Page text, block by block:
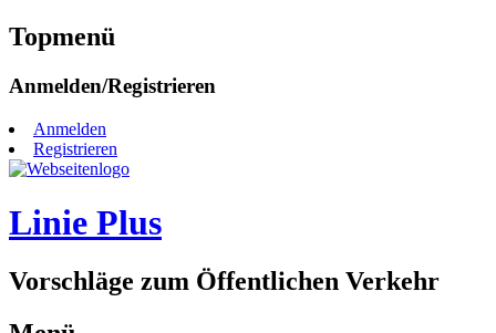
Topmenü
Zum
springen
Anmelden/Registrieren
Anmelden
Registrieren
Linie Plus
Vorschläge zum Öffentlichen Verkehr